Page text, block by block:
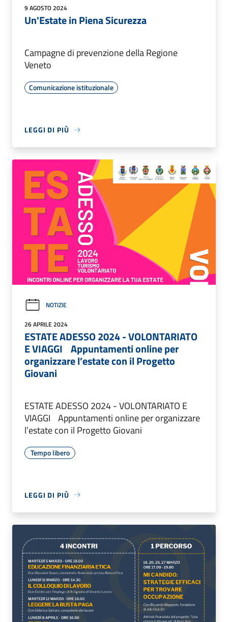
9 AGOSTO 2024
Un'Estate in Piena Sicurezza
Campagne di prevenzione della Regione
Veneto
Comunicazione istituzionale
LEGGI DI PIÙ
NOTIZIE
26 APRILE 2024
ESTATE ADESSO 2024 - VOLONTARIATO
E VIAGGI Appuntamenti online per
organizzare l’estate con il Progetto
Giovani
ESTATE ADESSO 2024 - VOLONTARIATO E
VIAGGI Appuntamenti online per organizzare
l’estate con il Progetto Giovani
Tempo libero
LEGGI DI PIÙ